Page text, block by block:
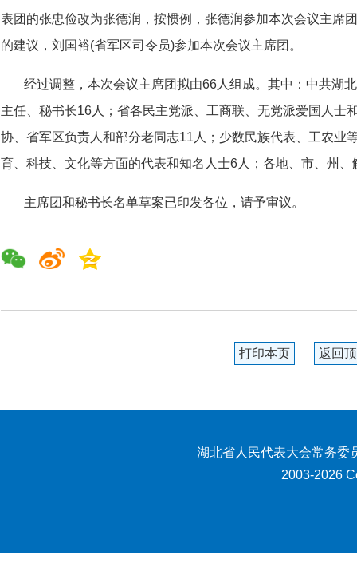
表团的张忠俭改为张德润，按惯例，张德润参加本次会议主席
的建议，刘国裕(省军区司令员)参加本次会议主席团。
经过调整，本次会议主席团拟由66人组成。其中：中共湖
主任、秘书长16人；省各民主党派、工商联、无党派爱国人士
协、省军区负责人和部分老同志11人；少数民族代表、工农业
育、科技、文化等方面的代表和知名人士6人；各地、市、州
主席团和秘书长名单草案已印发各位，请予审议。
打印本页 返回
湖北省人民代表大会常务委
2003-2026